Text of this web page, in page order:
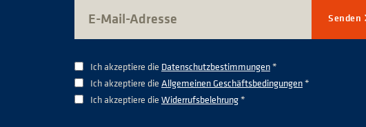
Senden
Ich akzeptiere die Datenschutzbestimmungen*
Ich akzeptiere die Allgemeinen Geschäftsbedingungen*
Ich akzeptiere die Widerrufsbelehrung*